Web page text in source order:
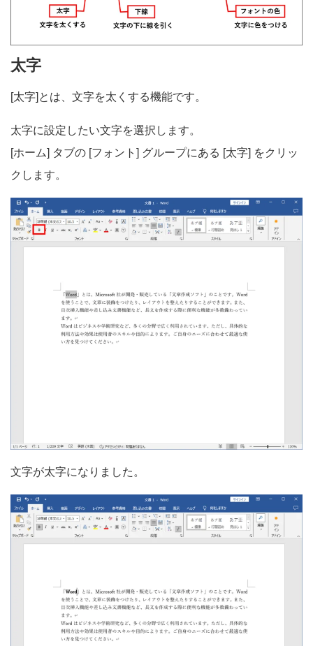
太字
[太字]とは、文字を太くする機能です。
太字に設定したい文字を選択します。
[ホーム] タブの [フォント] グループにある [太字] をクリッ
クします。
文字が太字になりました。